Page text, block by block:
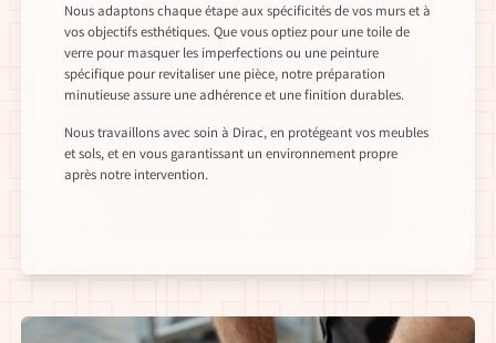
Nous adaptons chaque étape aux spécificités de vos murs et à
vos objectifs esthétiques. Que vous optiez pour une toile de
verre pour masquer les imperfections ou une peinture
spécifique pour revitaliser une pièce, notre préparation
minutieuse assure une adhérence et une finition durables.
Nous travaillons avec soin à Dirac, en protégeant vos meubles
et sols, et en vous garantissant un environnement propre
après notre intervention.